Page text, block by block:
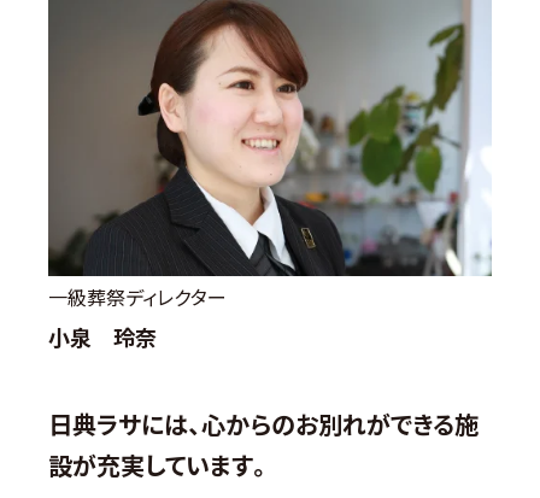
一級葬祭ディレクター
小泉 玲奈
日典ラサには、心からのお別れができる施
設が充実しています。